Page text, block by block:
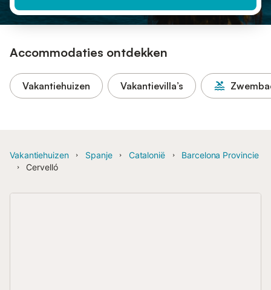
Accommodaties ontdekken
Vakantiehuizen Vakantievilla’s
Vakantiehuizen Spanje Catalonië
Barcelona Provincie
Cervelló